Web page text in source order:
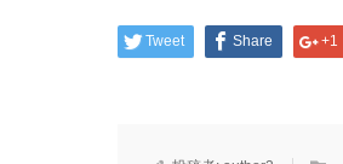
Tweet Share +1